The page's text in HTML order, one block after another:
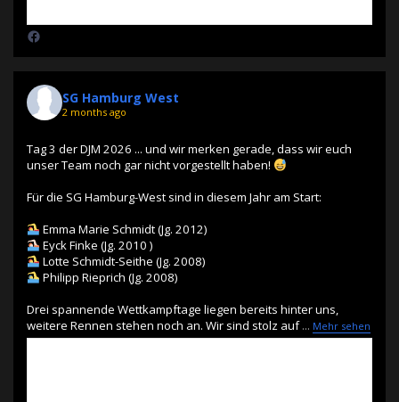
SG Hamburg West
2 months ago
Tag 3 der DJM 2026 ... und wir merken gerade, dass wir euch
unser Team noch gar nicht vorgestellt haben!
Für die SG Hamburg-West sind in diesem Jahr am Start:
Emma Marie Schmidt (Jg. 2012)
Eyck Finke (Jg. 2010 )
Lotte Schmidt-Seithe (Jg. 2008)
Philipp Rieprich (Jg. 2008)
Drei spannende Wettkampftage liegen bereits hinter uns,
weitere Rennen stehen noch an. Wir sind stolz auf ... Mehr sehen